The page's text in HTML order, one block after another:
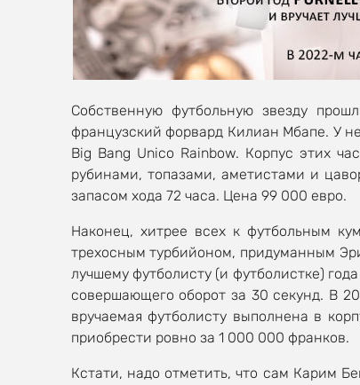
Собственную футбольную звезду
французский форвард Килиан Мбапе. У
Big Bang Unico Rainbow. Корпус этих
рубинами, топазами, аметистами и
запасом хода 72 часа. Цена 99 000 евро.
Наконец, хитрее всех к футбольным
трехосным турбийоном, придуманным
лучшему футболисту (и футболистке)
совершающего оборот за 30 секунд. В
вручаемая футболисту выполнена в
приобрести ровно за 1 000 000 франков.
Кстати, надо отметить, что сам Карим